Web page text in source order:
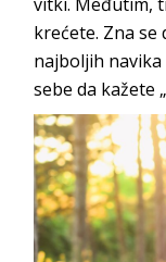
krećete. Zna se
najboljih
sebe da kažete